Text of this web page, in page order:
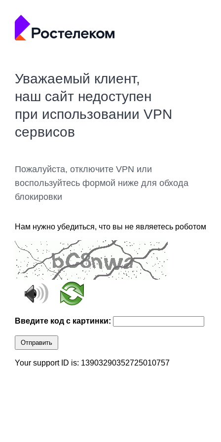
Уважаемый клиент,
наш сайт недоступен
при использовании VPN
сервисов
Пожалуйста, отключите VPN или
воспользуйтесь формой ниже для обхода
блокировки
Нам нужно убедиться, что вы не являетесь роботом
Введите код с картинки:
Отправить
Your support ID is: 13903290352725010757